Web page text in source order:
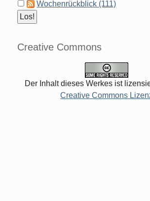
Wochenrückblick (111)
Creative Commons
Der Inhalt dieses Werkes ist
Creative Commons